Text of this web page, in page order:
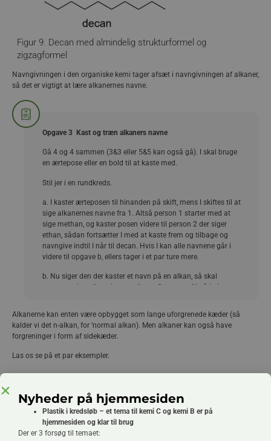
Figur 9. Decan med almindelig strukturformel og
zigzagformel
Navngivningen i den organiske kemi tager afsæt i navngivningen af alkaner,
så det er vigtigt at lære alkanernes navne.
Opgave 3 Kast og træn alkaners navne
Gå 4 og 4 sammen (3&3 eller 5&5 kan også gå). I skal bruge
en ærtepose eller en bold til at kaste med.
Stil jer i en rundkreds.
a. I kaster ærteposen til hinanden på skift, mens I skiftes til at
sige alkanernes navne fra 1. Altså person 1 starter med at
sige methan, og kaster posen videre til person 2 der siger
ethan, sådan fortsætter I med at kaste frem og tilbage og
navngive indtil I når til decan. Hvis I kan alle navnene går i
videre til opgave b, ellers tager i et par ture mere.
b. Nu siger den der kaster et navn på en alkan, så skal
personen der griber sige antallet at C-atomer. Altså hvis
griber posen og siger 7. Og så kaster han/hun posen videre
og siger et nyt navn.
Alkanerne kan enten være opbygget som lange uforgrenede kæder (så
kalder vi det n-alkan, for ’normal alkan). Men alkaner kan også have
forgreninger i form af sidekæder.
Las os se på et par eksempler.
Nyheder på hjemmesiden
Plastik i kredsløb – et tema til kemi C og kemi B er på
hjemmesiden og klar til brug
Der er 3 forsøg til temaet: